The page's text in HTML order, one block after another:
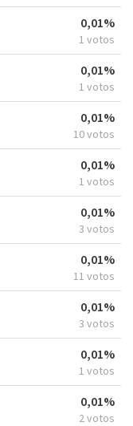
0,01%
1 votos
0,01%
1 votos
0,01%
10 votos
0,01%
1 votos
0,01%
3 votos
0,01%
11 votos
0,01%
3 votos
0,01%
1 votos
0,01%
2 votos